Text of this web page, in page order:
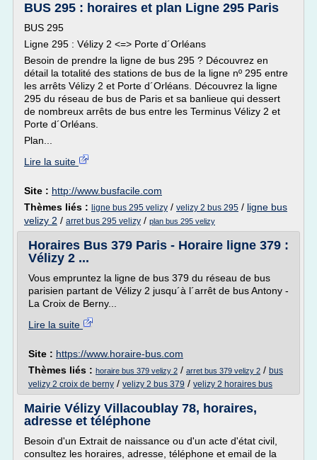
BUS 295 : horaires et plan Ligne 295 Paris
BUS 295
Ligne 295 : Vélizy 2 <=> Porte d´Orléans
Besoin de prendre la ligne de bus 295 ? Découvrez en
détail la totalité des stations de bus de la ligne nº 295 entre
les arrêts Vélizy 2 et Porte d´Orléans. Découvrez la ligne
295 du réseau de bus de Paris et sa banlieue qui dessert
de nombreux arrêts de bus entre les Terminus Vélizy 2 et
Porte d´Orléans.
Plan...
Lire la suite
Site : http://www.busfacile.com
Thèmes liés : ligne bus 295 velizy / velizy 2 bus 295 / ligne bus
velizy 2 / arret bus 295 velizy / plan bus 295 velizy
Horaires Bus 379 Paris - Horaire ligne 379 :
Vélizy 2 ...
Vous empruntez la ligne de bus 379 du réseau de bus
parisien partant de Vélizy 2 jusqu´à l´arrêt de bus Antony -
La Croix de Berny...
Lire la suite
Site : https://www.horaire-bus.com
Thèmes liés : horaire bus 379 velizy 2 / arret bus 379 velizy 2 / bus
velizy 2 croix de berny / velizy 2 bus 379 / velizy 2 horaires bus
Mairie Vélizy Villacoublay 78, horaires,
adresse et téléphone
Besoin d'un Extrait de naissance ou d'un acte d'état civil,
consultez les horaires, adresse, téléphone et email de la